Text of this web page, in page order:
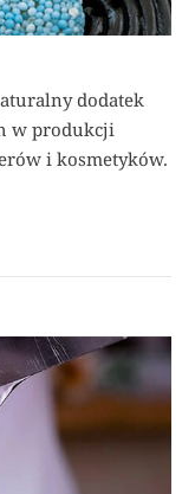
dodatek
w produkcji
i kosmetyków.